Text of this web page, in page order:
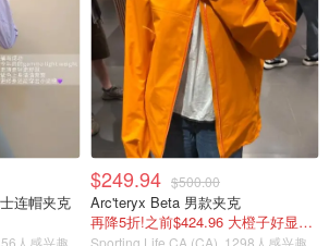
连帽夹克
人感兴趣
$249.94 $500.00
Arc'teryx Beta 男款夹克
再降5折!之前$424.96 大橙子好显白 蹲补
Sporting Life CA (CA) 1298人感兴趣